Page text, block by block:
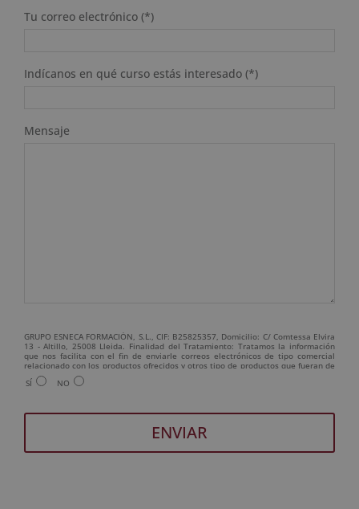
Tu correo electrónico (*)
Indícanos en qué curso estás interesado (*)
Mensaje
GRUPO ESNECA FORMACIÓN, S.L., CIF: B25825357, Domicilio: C/ Comtessa Elvira
13 - Altillo, 25008 Lleida. Finalidad del Tratamiento: Tratamos la información
que nos facilita con el fin de enviarle correos electrónicos de tipo comercial
relacionado con los productos ofrecidos y otros tipo de productos que fueran de
su interés. Legitimación del tratamiento: Consentimiento del interesado.
Derechos: Puede ejercitar sus derechos identificándose suficientemente,
telefónica y/o email):
SÍ NO